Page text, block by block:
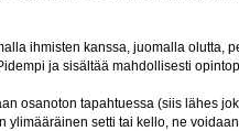
ihmisten kanssa, juomalla olutta,
ja sisältää mahdollisesti
osanoton tapahtuessa (siis lähes
setti tai kello, ne